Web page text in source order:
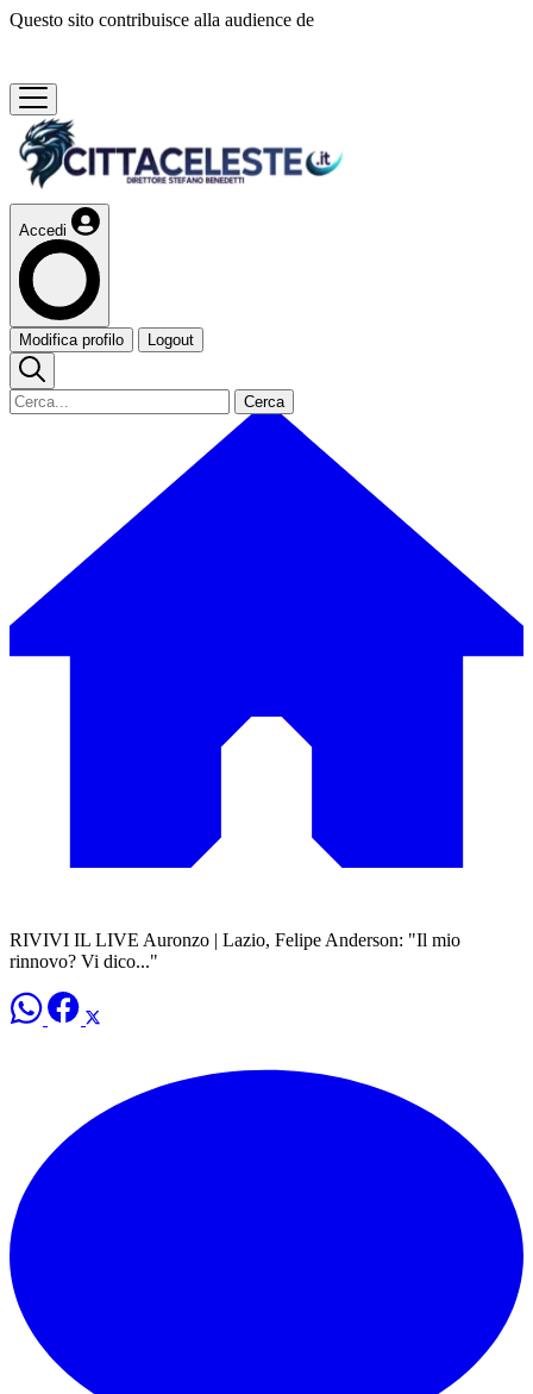
Questo sito contribuisce alla audience de
Accedi
Modifica profilo Logout
Cerca
RIVIVI IL LIVE Auronzo | Lazio, Felipe Anderson: "Il mio
rinnovo? Vi dico..."